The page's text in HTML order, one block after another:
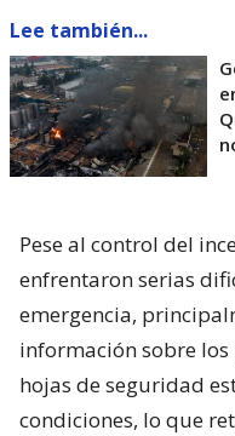
Lee también...
Pese al control del
enfrentaron serias
emergencia,
información sobre
hojas de seguridad
condiciones, lo que